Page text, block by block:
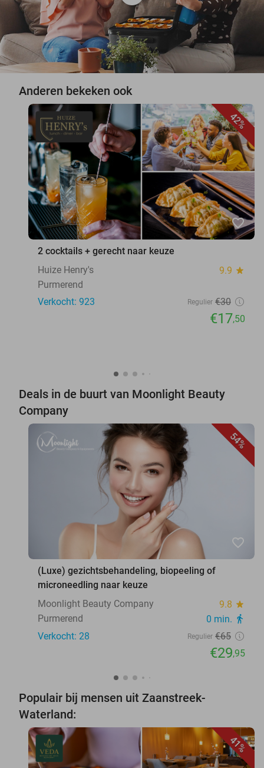
Anderen bekeken ook
42%
favorite_border
2 cocktails + gerecht naar keuze
Huize Henry's
9.9 star
Purmerend
Verkocht: 923
Regulier €30
€17,50
Deals in de buurt van Moonlight Beauty
Company
54%
favorite_border
(Luxe) gezichtsbehandeling, biopeeling of
microneedling naar keuze
Moonlight Beauty Company
9.8 star
Purmerend 0 min. directions_walk
Verkocht: 28 Regulier €65
€29,95
Populair bij mensen uit Zaanstreek-
Waterland:
41%